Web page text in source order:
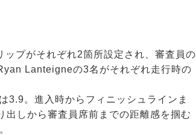
プがそれぞれ2箇所設定され、審査員の
Lanteigneの3名がそれぞれ走行時の
3.9。進入時からフィニッシュラインま
しから審査員席前までの距離感を掴む